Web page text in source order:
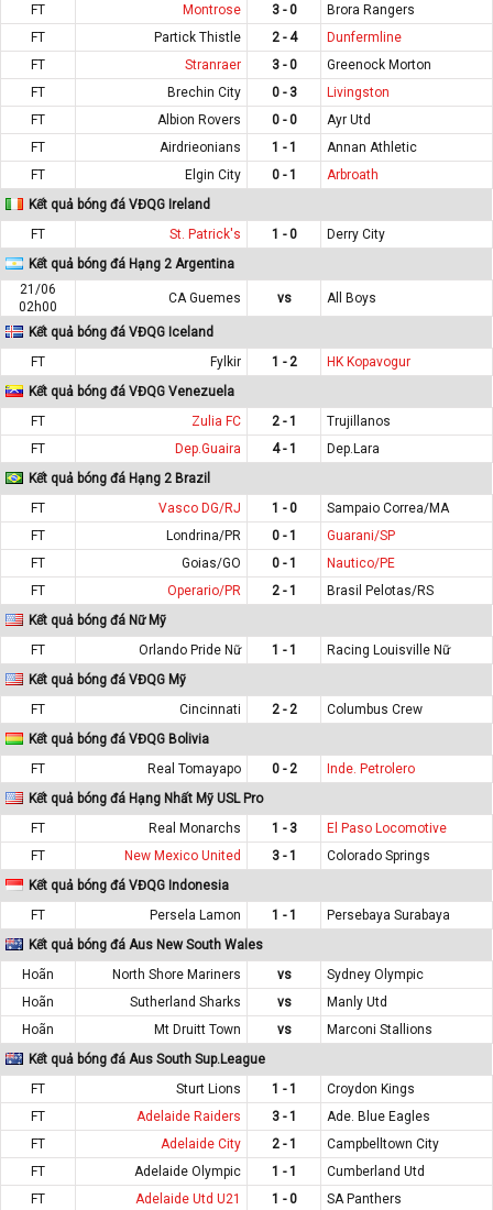
FT
Montrose 3 - 0
Brora Rangers
FT
Partick Thistle 2 - 4
Dunfermline
FT
Stranraer 3 - 0
Greenock Morton
FT
Brechin City 0 - 3
Livingston
FT
Albion Rovers 0 - 0
Ayr Utd
FT
Airdrieonians 1 - 1
Annan Athletic
FT
Elgin City 0 - 1
Arbroath
Kết quả bóng đá VĐQG Ireland
FT
St. Patrick's 1 - 0
Derry City
Kết quả bóng đá Hạng 2 Argentina
21/06
02h00
CA Guemes vs All Boys
Kết quả bóng đá VĐQG Iceland
FT
Fylkir 1 - 2
HK Kopavogur
Kết quả bóng đá VĐQG Venezuela
FT
Zulia FC 2 - 1
Trujillanos
FT
Dep.Guaira 4 - 1
Dep.Lara
Kết quả bóng đá Hạng 2 Brazil
FT
Vasco DG/RJ 1 - 0
Sampaio Correa/MA
FT
Londrina/PR 0 - 1
Guarani/SP
FT
Goias/GO 0 - 1
Nautico/PE
FT
Operario/PR 2 - 1
Brasil Pelotas/RS
Kết quả bóng đá Nữ Mỹ
FT
Orlando Pride Nữ 1 - 1
Racing Louisville Nữ
Kết quả bóng đá VĐQG Mỹ
FT
Cincinnati 2 - 2
Columbus Crew
Kết quả bóng đá VĐQG Bolivia
FT
Real Tomayapo 0 - 2
Inde. Petrolero
Kết quả bóng đá Hạng Nhất Mỹ USL Pro
FT
Real Monarchs 1 - 3
El Paso Locomotive
FT
New Mexico United 3 - 1
Colorado Springs
Kết quả bóng đá VĐQG Indonesia
FT
Persela Lamon 1 - 1
Persebaya Surabaya
Kết quả bóng đá Aus New South Wales
Hoãn
North Shore Mariners vs
Sydney Olympic
Hoãn
Sutherland Sharks vs
Manly Utd
Hoãn
Mt Druitt Town vs
Marconi Stallions
Kết quả bóng đá Aus South Sup.League
FT
Sturt Lions 1 - 1
Croydon Kings
FT
Adelaide Raiders 3 - 1
Ade. Blue Eagles
FT
Adelaide City 2 - 1
Campbelltown City
FT
Adelaide Olympic 1 - 1
Cumberland Utd
FT
Adelaide Utd U21 1 - 0
SA Panthers